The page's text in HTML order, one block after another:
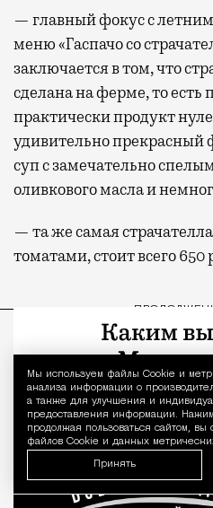
Мы используем файлы Сookie и
анализа информации о
а также для улучшения и
предоставления информации.
продолжая пользоваться сайтом, вы
файлов Cookie и данных
Принять
несколько — в разных
гаваней. На некоторых
Лаунжи доступны на
Павелецком, Казанском,
и Курском вокзалах. Попасть
могут держатели карт Mir
не только в столице. Всего
1000 бизнес-залов по
— главный фокус с
меню «Гаспачо со
заключается в том, что
сделана на ферме, то есть
практически продукт
удивительно
суп с замечательно
оливкового масла и
— та же самая страчателла
томатами, стоит всего 650